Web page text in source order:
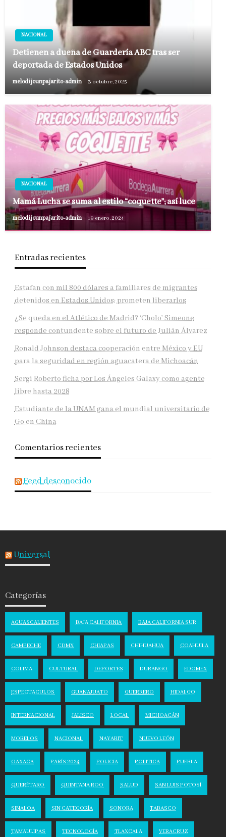
NACIONAL
Detienen a dueña de Guardería ABC tras ser
deportada de Estados Unidos
melodijounpajarito-admin 3 octubre, 2025
NACIONAL
Mamá Lucha se suma al estilo “coquette”; así luce
melodijounpajarito-admin 19 enero, 2024
Entradas recientes
Estafan con mil 800 dólares a familiares de migrantes
detenidos en Estados Unidos; prometen liberarlos
¿Se queda en el Atlético de Madrid? ‘Cholo’ Simeone
responde contundente sobre el futuro de Julián Álvarez
Ronald Johnson destaca cooperación entre México y EU
para la seguridad en región aguacatera de Michoacán
Sergi Roberto ficha por Los Ángeles Galaxy como agente
libre hasta 2028
Estudiante de la UNAM gana el mundial universitario de
Go en China
Comentarios recientes
Feed desconocido
Universal
Categorías
AGUASCALIENTES BAJA CALIFORNIA BAJA CALIFORNIA SUR
CAMPECHE CDMX CHIAPAS CHIHUAHUA COAHUILA
COLIMA CULTURAL DEPORTES DURANGO EDOMEX
ESPECTACULOS GUANAJUATO GUERRERO HIDALGO
INTERNACIONAL JALISCO LOCAL MICHOACÁN
MORELOS NACIONAL NAYARIT NUEVO LEÓN
OAXACA PARÍS 2024 POLICIA POLITICA PUEBLA
QUERÉTARO QUINTANA ROO SALUD SAN LUIS POTOSÍ
SINALOA SIN CATEGORÍA SONORA TABASCO
TAMAULIPAS TECNOLOGÍA TLAXCALA VERACRUZ